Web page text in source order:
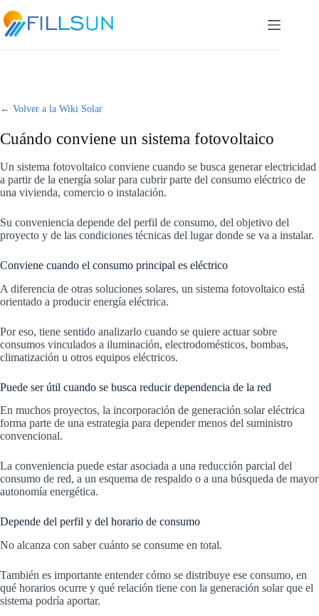
to
content
← Volver a la Wiki Solar
Cuándo conviene un sistema fotovoltaico
Un sistema fotovoltaico conviene cuando se busca generar electricidad
a partir de la energía solar para cubrir parte del consumo eléctrico de
una vivienda, comercio o instalación.
Su conveniencia depende del perfil de consumo, del objetivo del
proyecto y de las condiciones técnicas del lugar donde se va a instalar.
Conviene cuando el consumo principal es eléctrico
A diferencia de otras soluciones solares, un sistema fotovoltaico está
orientado a producir energía eléctrica.
Por eso, tiene sentido analizarlo cuando se quiere actuar sobre
consumos vinculados a iluminación, electrodomésticos, bombas,
climatización u otros equipos eléctricos.
Puede ser útil cuando se busca reducir dependencia de la red
En muchos proyectos, la incorporación de generación solar eléctrica
forma parte de una estrategia para depender menos del suministro
convencional.
La conveniencia puede estar asociada a una reducción parcial del
consumo de red, a un esquema de respaldo o a una búsqueda de mayor
autonomía energética.
Depende del perfil y del horario de consumo
No alcanza con saber cuánto se consume en total.
También es importante entender cómo se distribuye ese consumo, en
qué horarios ocurre y qué relación tiene con la generación solar que el
sistema podría aportar.